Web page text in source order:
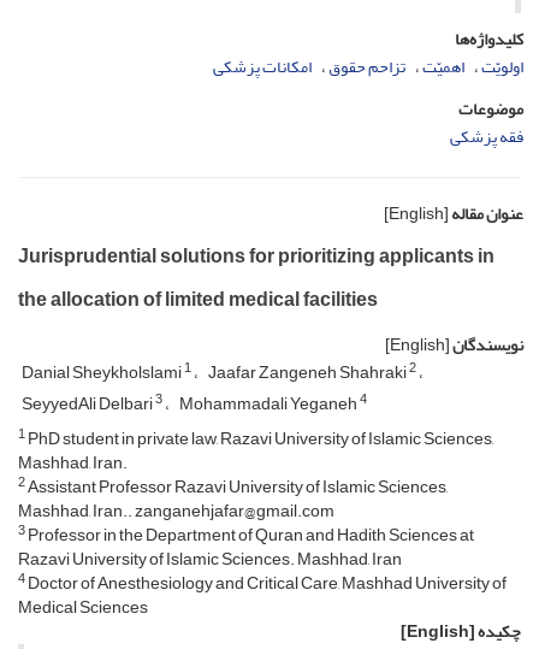
کلیدواژه‌ها
اولویّت اهمیّت تزاحم حقوق امکانات پزشکی
موضوعات
فقه پزشکی
عنوان مقاله[English]
Jurisprudential solutions for prioritizing applicants in
the allocation of limited medical facilities
نویسندگان[English]
Danial Sheykholslami1 Jaafar Zangeneh Shahraki2
SeyyedAli Delbari3 Mohammadali Yeganeh4
1PhD student in private law, Razavi University of Islamic Sciences,
Mashhad, Iran.
2Assistant Professor Razavi University of Islamic Sciences,
Mashhad, Iran.. zanganehjafar@gmail.com
3Professor in the Department of Quran and Hadith Sciences at
Razavi University of Islamic Sciences. Mashhad, Iran
4Doctor of Anesthesiology and Critical Care, Mashhad University of
Medical Sciences
چکیده[English]